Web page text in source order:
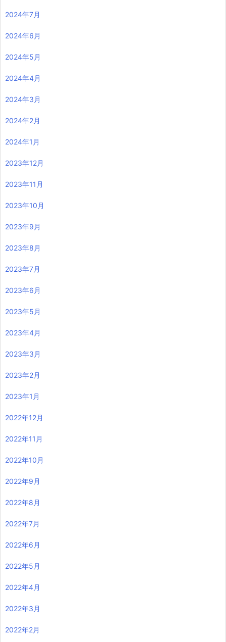
2024年7月
2024年6月
2024年5月
2024年4月
2024年3月
2024年2月
2024年1月
2023年12月
2023年11月
2023年10月
2023年9月
2023年8月
2023年7月
2023年6月
2023年5月
2023年4月
2023年3月
2023年2月
2023年1月
2022年12月
2022年11月
2022年10月
2022年9月
2022年8月
2022年7月
2022年6月
2022年5月
2022年4月
2022年3月
2022年2月